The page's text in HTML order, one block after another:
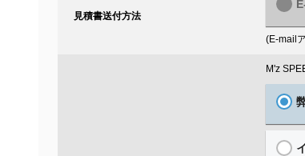
見積書送付方法
(E-mail
M'z